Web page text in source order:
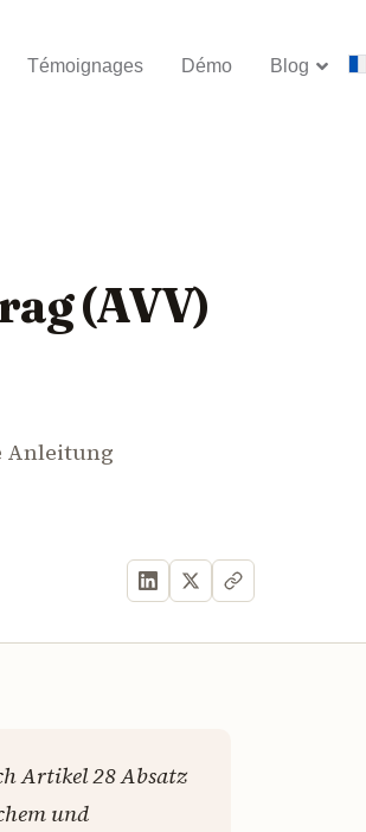
Témoignages Démo Blog
(AVV)
Anleitung
Artikel 28 Absatz
und